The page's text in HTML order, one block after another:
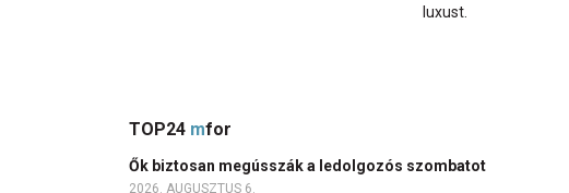
luxust.
TOP24 mfor
Ők biztosan megússzák a ledolgozós szombatot
2026. AUGUSZTUS 6.